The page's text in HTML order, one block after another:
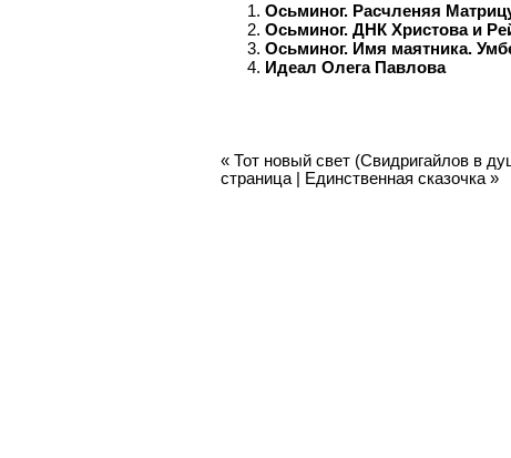
Осьминог. Расчленяя
Осьминог. ДНК Христова и
Осьминог. Имя маятника.
Идеал Олега Павлова
« Тот новый свет (Свидригайлов в
страница | Единственная сказочка »